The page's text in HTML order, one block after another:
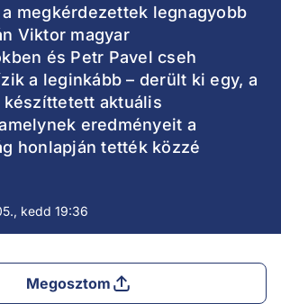
megkérdezettek legnagyobb
Viktor magyar
és Petr Pavel cseh
a leginkább – derült ki egy, a
készíttetett aktuális
eredményeit a
honlapján tették közzé
kedd 19:36
Megosztom